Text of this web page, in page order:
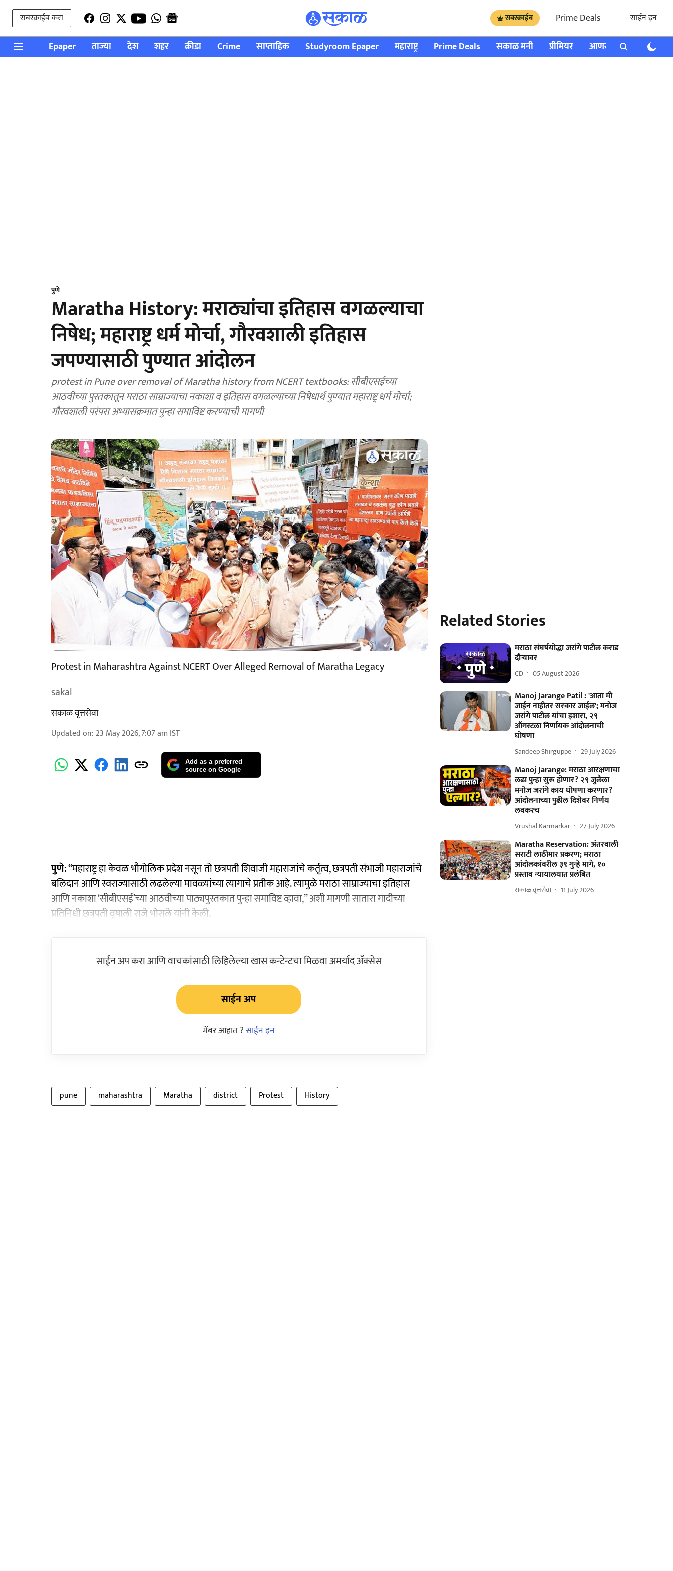
सबस्क्राईब करा सबस्क्राईब Prime Deals साईन इन
Epaper ताज्या देश शहर क्रीडा Crime साप्ताहिक Studyroom Epaper महाराष्ट्र Prime Deals सकाळ मनी प्रीमियर आणखी राशी भविष्य
पुणे
Maratha History: मराठ्यांचा इतिहास वगळल्याचा
निषेध; महाराष्ट्र धर्म मोर्चा, गौरवशाली इतिहास
जपण्यासाठी पुण्यात आंदोलन
protest in Pune over removal of Maratha history from NCERT textbooks: सीबीएसईच्या
आठवीच्या पुस्तकातून मराठा साम्राज्याचा नकाशा व इतिहास वगळल्याच्या निषेधार्थ पुण्यात महाराष्ट्र धर्म मोर्चा;
गौरवशाली परंपरा अभ्यासक्रमात पुन्हा समाविष्ट करण्याची मागणी
Protest in Maharashtra Against NCERT Over Alleged Removal of Maratha Legacy
sakal
सकाळ वृत्तसेवा
Updated on: 23 May 2026, 7:07 am IST
Add as a preferred
source on Google
पुणे:‘‘महाराष्ट्र हा केवळ भौगोलिक प्रदेश नसून तो छत्रपती शिवाजी महाराजांचे कर्तृत्व, छत्रपती संभाजी महाराजांचे
बलिदान आणि स्वराज्यासाठी लढलेल्या मावळ्यांच्या त्यागाचे प्रतीक आहे. त्यामुळे मराठा साम्राज्याचा इतिहास
आणि नकाशा ‘सीबीएसई’च्या आठवीच्या पाठ्यपुस्तकात पुन्हा समाविष्ट व्हावा,’’ अशी मागणी सातारा गादीच्या
प्रतिनिधी छत्रपती वृषाली राजे भोसले यांनी केली.
साईन अप करा आणि वाचकांसाठी लिहिलेल्या खास कन्टेन्टचा मिळवा अमर्याद ॲक्सेस
साईन अप
मेंबर आहात ?साईन इन
pune maharashtra Maratha district Protest History
Related Stories
मराठा संघर्षयोद्धा जरांगे पाटील कराड
दौऱ्यावर
CD 05 August 2026
Manoj Jarange Patil : 'आता मी
जाईन नाहीतर सरकार जाईल'; मनोज
जरांगे पाटील यांचा इशारा, २९
ऑगस्टला निर्णायक आंदोलनाची
घोषणा
Sandeep Shirguppe 29 July 2026
Manoj Jarange: मराठा आरक्षणाचा
लढा पुन्हा सुरू होणार? २९ जुलैला
मनोज जरांगे काय घोषणा करणार?
आंदोलनाच्या पुढील दिशेवर निर्णय
लवकरच
Vrushal Karmarkar 27 July 2026
Maratha Reservation: अंतरवाली
सराटी लाठीमार प्रकरण; मराठा
आंदोलकांवरील ३९ गुन्हे मागे, १०
प्रस्ताव न्यायालयात प्रलंबित
सकाळ वृत्तसेवा 11 July 2026